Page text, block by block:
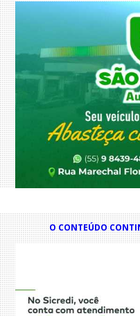
O CONTEÚDO